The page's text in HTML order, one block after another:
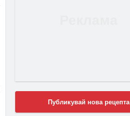
Публикувай нова рецепта